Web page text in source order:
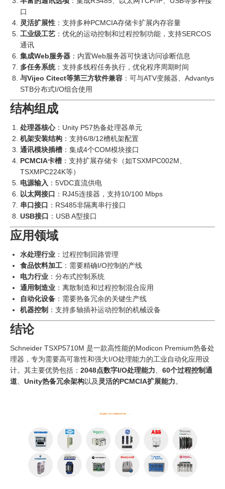
口
灵活扩展性 ：支持多种PCMCIA存储卡扩展内存容量
工业级工艺 ：优化的运动控制和过程控制功能，支持SERCOS
通讯
集成Web服务器 ：内置Web服务器可快速访问诊断信息
多任务系统：支持多线程任务执行，优化程序周期时间
与Vijeo Citect等第三方软件兼容 ：可与ATV变频器、Advantys
STB分布式I/O组合使用
结构组成
处理器核心：Unity P57热备处理器单元
机架安装结构 ：支持6/8/12槽机架配置
通讯模块插槽 ：集成4个COM模块接口
PCMCIA卡槽 ：支持扩展存储卡（如TSXMPC002M、
TSXMPC224K等）
电源输入 ：5VDC直流供电
以太网接口 ：RJ45连接器，支持10/100 Mbps
串口接口 ：RS485非隔离串行接口
USB接口 ：USB A型接口
应用领域
水处理行业 ：过程控制回路管理
食品饮料加工 ：需要精确I/O控制的产线
电力行业 ：分布式控制系统
通用制造业 ：离散制造和过程控制混合应用
自动化设备 ：需要热备冗余的关键生产线
机器控制 ：支持多轴插补运动控制的机械设备
结论
Schneider TSXP5710M 是一款高性能的Modicon Premium热备处
理器，专为需要高可靠性和强大I/O处理能力的工业自动化应用设
计。其主要优势包括： 2048点数字I/O处理能力
60个过程控制通
道
Unity热备冗余架构以及灵活的PCMCIA扩展能力。